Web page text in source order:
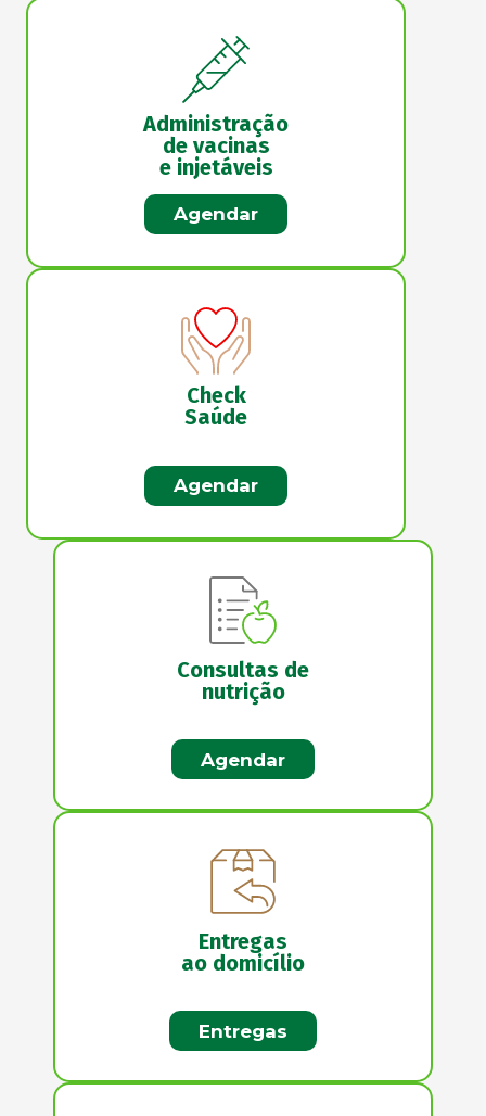
Administração
de vacinas
e injetáveis
Agendar
Check
Saúde
Agendar
Consultas de
nutrição
Agendar
Entregas
ao domicílio
Entregas